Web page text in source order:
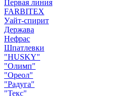
Первая линия
FARBITEX
Уайт-спирит
Держава
Нефрас
Шпатлевки
"HUSKY"
"Олимп"
"Ореол"
"Радуга"
"Текс"